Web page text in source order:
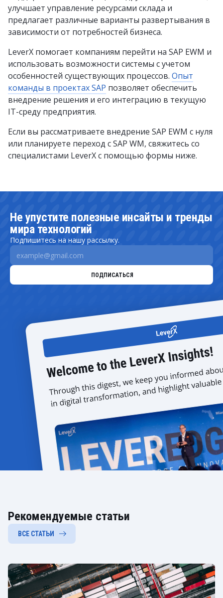
улучшает управление ресурсами склада и
предлагает различные варианты развертывания в
зависимости от потребностей бизнеса.
LeverX помогает компаниям перейти на SAP EWM и
использовать возможности системы с учетом
особенностей существующих процессов. Опыт
команды в проектах SAP позволяет обеспечить
внедрение решения и его интеграцию в текущую
IT-среду предприятия.
Если вы рассматриваете внедрение SAP EWM с нуля
или планируете переход с SAP WM, свяжитесь со
специалистами LeverX с помощью формы ниже.
Не упустите полезные инсайты и тренды
мира технологий
Подпишитесь на нашу рассылку.
Рекомендуемые статьи
ВСЕ СТАТЬИ